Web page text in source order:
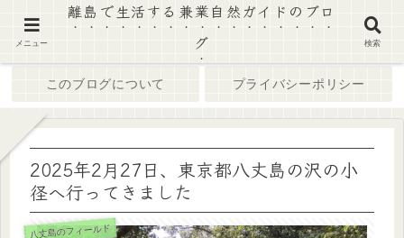
このブログについて プライバシーポリシー
2025年2月27日、東京都八丈島の沢の小
径へ行ってきました
八丈島のフィールド
メニュー
離島で生活する兼業自然ガイドのブロ
グ
検索